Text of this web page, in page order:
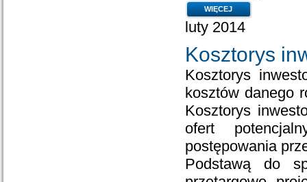
WIĘCEJ
luty 2014
Kosztorys
Kosztorys
kosztów danego
Kosztorys
ofert
postępowania
Podstawą do